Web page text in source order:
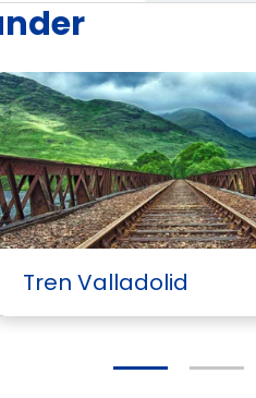
Tren Valladolid